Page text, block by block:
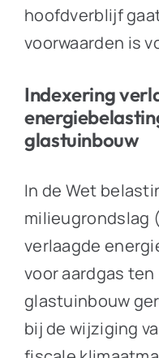
hoofdverblijf
voorwaarden is
Indexering
glastuinbouw
In de Wet
milieugrondslag
verlaagde
voor aardgas
glastuinbouw
bij de wijziging